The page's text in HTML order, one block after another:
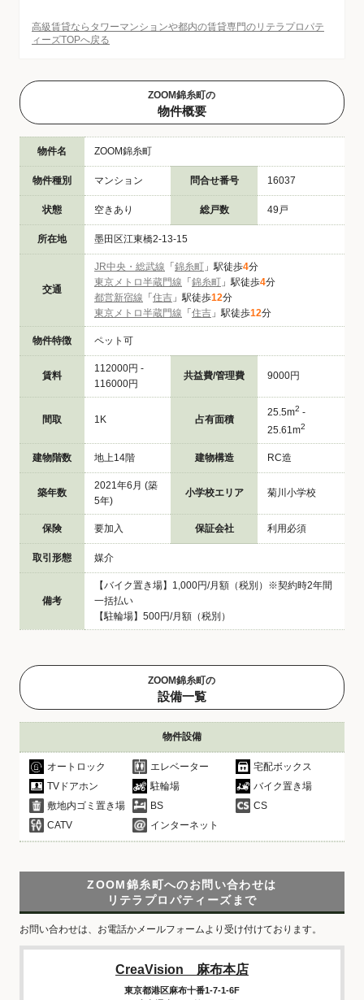
高級賃貸ならタワーマンションや都内の賃貸専門のリテラプロパテ
ィーズTOPへ戻る
ZOOM錦糸町の
物件概要
物件名 ZOOM錦糸町
物件種別 マンション 問合せ番号 16037
状態 空きあり 総戸数 49戸
所在地 墨田区江東橋2-13-15
交通
JR中央・総武線 「 錦糸町 」駅徒歩4分
東京メトロ半蔵門線 「 錦糸町 」駅徒歩4分
都営新宿線 「 住吉 」駅徒歩12分
東京メトロ半蔵門線 「 住吉 」駅徒歩12分
物件特徴 ペット可
賃料
112000円 -
116000円
共益費/管理費 9000円
間取 1K 占有面積
25.5m2 -
25.61m2
建物階数 地上14階 建物構造 RC造
築年数
2021年6月 (築
5年)
小学校エリア 菊川小学校
保険 要加入 保証会社 利用必須
取引形態 媒介
備考
【バイク置き場】1,000円/月額（税別）※契約時2年間
一括払い
【駐輪場】500円/月額（税別）
ZOOM錦糸町の
設備一覧
物件設備
オートロック エレベーター
宅配ボックス
TVドアホン
駐輪場
バイク置き場
敷地内ゴミ置き場
BS
CS
CATV
インターネット
ZOOM錦糸町へのお問い合わせは
リテラプロパティーズまで
お問い合わせは、お電話かメールフォームより受け付けております。
CreaVision 麻布本店
東京都港区麻布十番1-7-1-6F